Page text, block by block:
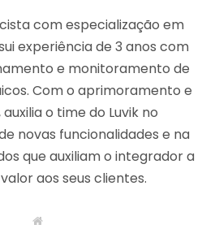
com especialização em
experiência de 3 anos com
e monitoramento de
Com o aprimoramento e
o time do Luvik no
novas funcionalidades e na
que auxiliam o integrador a
aos seus clientes.
W